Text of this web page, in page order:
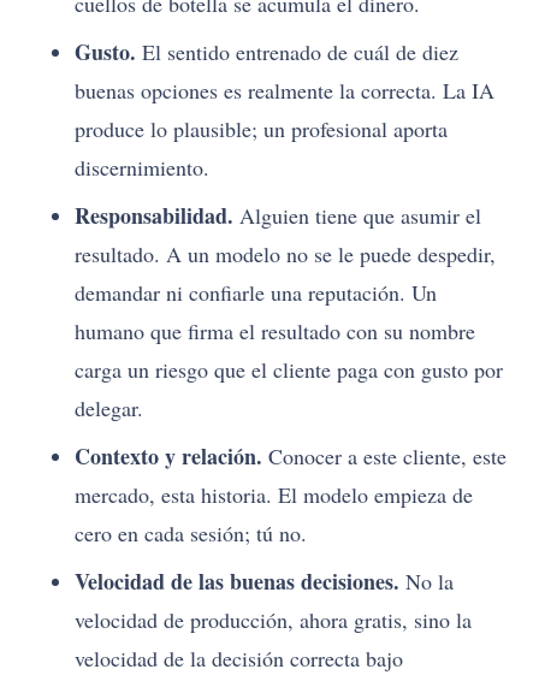
Gusto. El sentido entrenado de cuál de diez
buenas opciones es realmente la correcta. La IA
produce lo plausible; un profesional aporta
discernimiento.
Responsabilidad. Alguien tiene que asumir el
resultado. A un modelo no se le puede despedir,
demandar ni confiarle una reputación. Un
humano que firma el resultado con su nombre
carga un riesgo que el cliente paga con gusto por
delegar.
Contexto y relación. Conocer a este cliente, este
mercado, esta historia. El modelo empieza de
cero en cada sesión; tú no.
Velocidad de las buenas decisiones. No la
velocidad de producción, ahora gratis, sino la
velocidad de la decisión correcta bajo